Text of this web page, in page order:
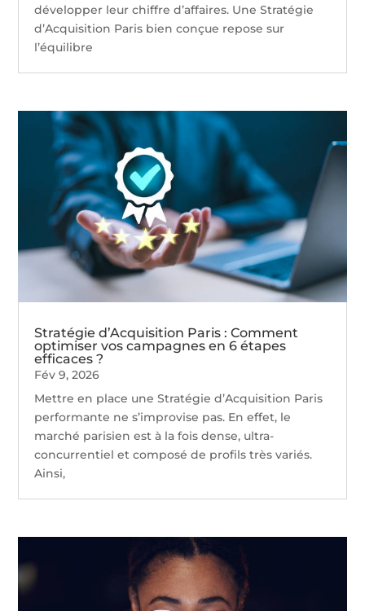
développer leur chiffre d’affaires. Une Stratégie
d’Acquisition Paris bien conçue repose sur
l’équilibre
Stratégie d’Acquisition Paris : Comment
optimiser vos campagnes en 6 étapes
efficaces ?
Fév 9, 2026
Mettre en place une Stratégie d’Acquisition Paris
performante ne s’improvise pas. En effet, le
marché parisien est à la fois dense, ultra-
concurrentiel et composé de profils très variés.
Ainsi,